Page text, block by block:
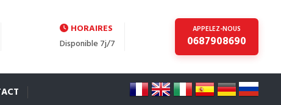
HORAIRES
Disponible 7j/7
APPELEZ-NOUS
0687908690